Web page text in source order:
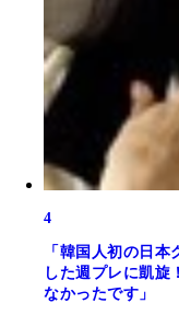
4
「韓国人初の日
した週プレに凱旋
なかったです」